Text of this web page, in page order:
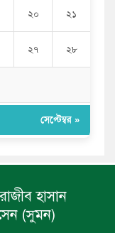
২০ ২১
২৭ ২৮
সেপ্টেম্বর »
হাসান
(সুমন)